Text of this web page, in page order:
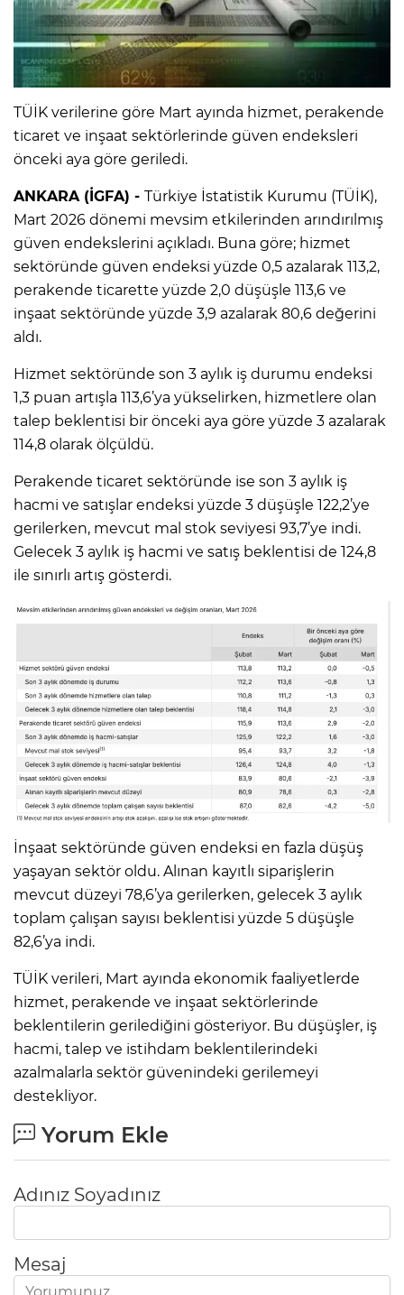
TÜİK verilerine göre Mart ayında hizmet, perakende
ticaret ve inşaat sektörlerinde güven endeksleri
önceki aya göre geriledi.
ANKARA (İGFA) - Türkiye İstatistik Kurumu (TÜİK),
Mart 2026 dönemi mevsim etkilerinden arındırılmış
güven endekslerini açıkladı. Buna göre; hizmet
sektöründe güven endeksi yüzde 0,5 azalarak 113,2,
perakende ticarette yüzde 2,0 düşüşle 113,6 ve
inşaat sektöründe yüzde 3,9 azalarak 80,6 değerini
aldı.
Hizmet sektöründe son 3 aylık iş durumu endeksi
1,3 puan artışla 113,6’ya yükselirken, hizmetlere olan
talep beklentisi bir önceki aya göre yüzde 3 azalarak
114,8 olarak ölçüldü.
Perakende ticaret sektöründe ise son 3 aylık iş
hacmi ve satışlar endeksi yüzde 3 düşüşle 122,2’ye
gerilerken, mevcut mal stok seviyesi 93,7’ye indi.
Gelecek 3 aylık iş hacmi ve satış beklentisi de 124,8
ile sınırlı artış gösterdi.
İnşaat sektöründe güven endeksi en fazla düşüş
yaşayan sektör oldu. Alınan kayıtlı siparişlerin
mevcut düzeyi 78,6’ya gerilerken, gelecek 3 aylık
toplam çalışan sayısı beklentisi yüzde 5 düşüşle
82,6’ya indi.
TÜİK verileri, Mart ayında ekonomik faaliyetlerde
hizmet, perakende ve inşaat sektörlerinde
beklentilerin gerilediğini gösteriyor. Bu düşüşler, iş
hacmi, talep ve istihdam beklentilerindeki
azalmalarla sektör güvenindeki gerilemeyi
destekliyor.
Yorum Ekle
Adınız Soyadınız
Mesaj